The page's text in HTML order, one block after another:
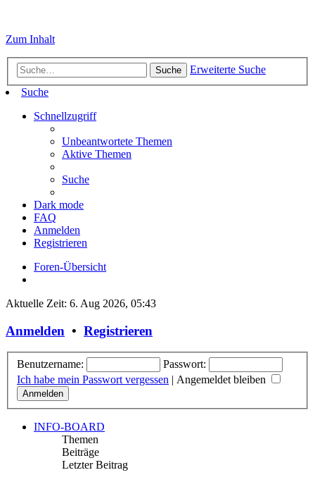
Zum Inhalt
Suche
Erweiterte Suche
Suche
Schnellzugriff
Unbeantwortete Themen
Aktive Themen
Suche
Dark mode
FAQ
Anmelden
Registrieren
Foren-Übersicht
Aktuelle Zeit: 6. Aug 2026, 05:43
Anmelden • Registrieren
Benutzername:
Passwort:
Ich habe mein Passwort vergessen | Angemeldet bleiben
INFO-BOARD
Themen
Beiträge
Letzter Beitrag